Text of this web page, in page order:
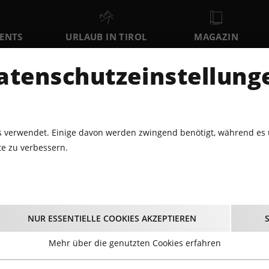
URLAUB IN TIROL MAGAZIN
SA SO MO 11
·
und auf Tirols Weihnachtsmärkten steigt die
heißen Glühwein und lasst euch von kulinarischen
verwendet. Einige davon werden zwingend benötigt, während
zu verbessern.
NUR ESSENTIELLE COOKIES AKZEPTIEREN
Mehr über die genutzten Cookies erfahren